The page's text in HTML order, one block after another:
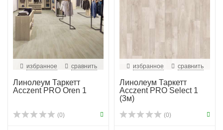
избранное сравнить
Линолеум Таркетт
Acczent PRO Oren 1
(0)
избранное сравнить
Линолеум Таркетт
Acczent PRO Select 1
(3м)
(0)